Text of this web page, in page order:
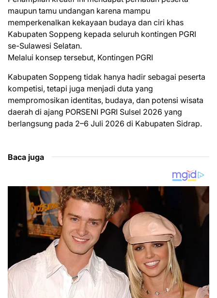
maupun tamu undangan karena mampu
memperkenalkan kekayaan budaya dan ciri khas
Kabupaten Soppeng kepada seluruh kontingen PGRI
se-Sulawesi Selatan.
Melalui konsep tersebut, Kontingen PGRI
Kabupaten Soppeng tidak hanya hadir sebagai peserta
kompetisi, tetapi juga menjadi duta yang
mempromosikan identitas, budaya, dan potensi wisata
daerah di ajang PORSENI PGRI Sulsel 2026 yang
berlangsung pada 2–6 Juli 2026 di Kabupaten Sidrap.
Baca juga